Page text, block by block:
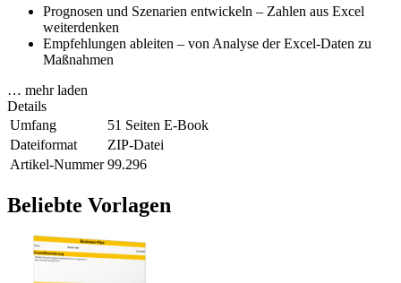
Prognosen und Szenarien entwickeln – Zahlen aus Excel
weiterdenken
Empfehlungen ableiten – von Analyse der Excel-Daten zu
Maßnahmen
… mehr laden
Details
Umfang
51 Seiten E-Book
Dateiformat
ZIP-Datei
Artikel-Nummer 99.296
Beliebte Vorlagen